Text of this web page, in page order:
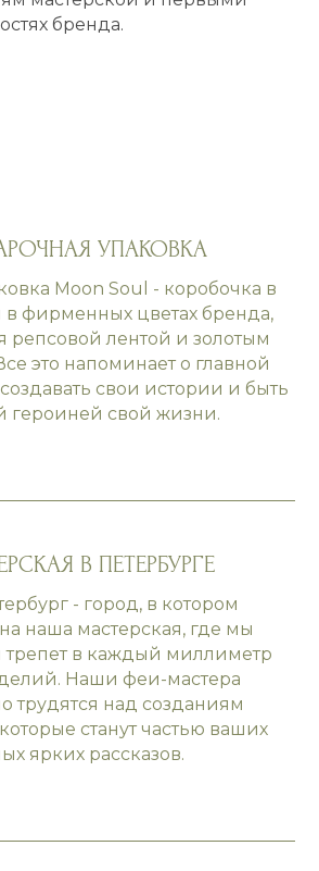
бренда.
УПАКОВКА
Moon Soul - коробочка в
фирменных цветах бренда,
репсовой лентой и золотым
это напоминает о главной
свои истории и быть
героиней свой жизни.
В ПЕТЕРБУРГЕ
- город, в котором
наша мастерская, где мы
трепет в каждый миллиметр
Наши феи-мастера
трудятся над созданиям
станут частью ваших
ярких рассказов.